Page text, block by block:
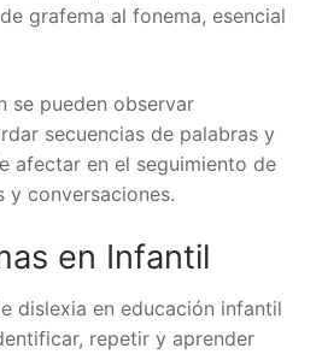
grafema al fonema, esencial
se pueden observar
secuencias de palabras y
afectar en el seguimiento de
y conversaciones.
en Infantil
dislexia en educación infantil
repetir y aprender